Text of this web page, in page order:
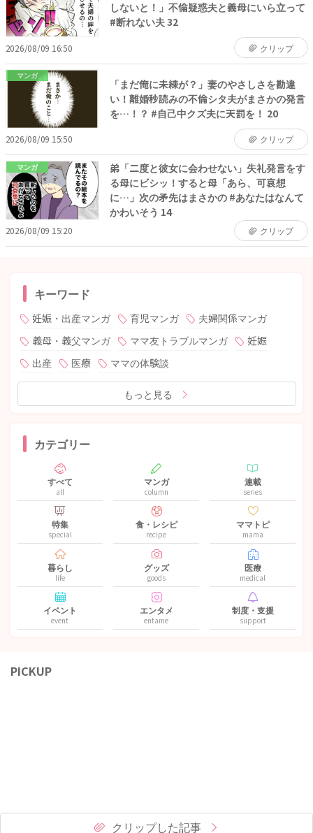
しないと！」不倫疑惑夫と義母にいら立って
#断れない夫 32
2026/08/09 16:50 クリップ
マンガ
「まだ俺に未練が？」妻のやさしさを勘違
い！離婚秒読みの不倫シタ夫がまさかの発言
を…！？ #自己中クズ夫に天罰を！ 20
2026/08/09 15:50 クリップ
マンガ
弟「二度と彼女に会わせない」失礼発言をす
る母にビシッ！すると母「あら、可哀想
に…」次の矛先はまさかの #あなたはなんて
かわいそう 14
2026/08/09 15:20 クリップ
キーワード
妊娠・出産マンガ 育児マンガ
夫婦関係マンガ
義母・義父マンガ
ママ友トラブルマンガ
妊娠
出産
医療 ママの体験談
もっと見る
カテゴリー
すべて
all
マンガ
column
連載
series
特集
special
食・レシピ
recipe
ママトピ
mama
暮らし
life
グッズ
goods
医療
medical
イベント
event
エンタメ
entame
制度・支援
support
PICKUP
クリップした記事